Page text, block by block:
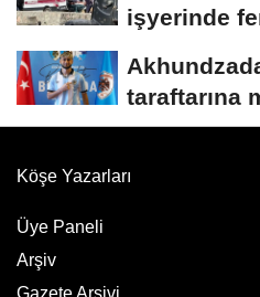
işyerinde
taraftarına
Köşe Yazarları
Üye Paneli
Arşiv
Gazete Arşivi